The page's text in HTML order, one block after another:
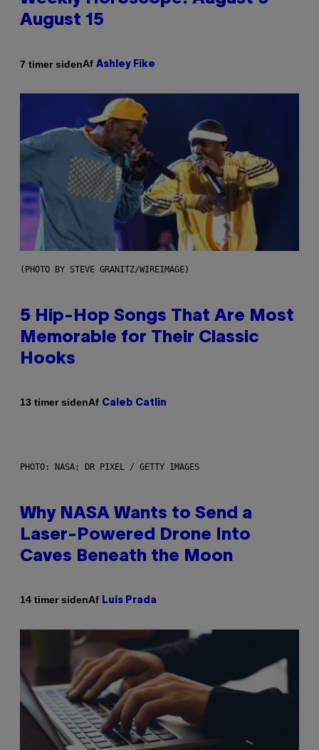
August 15
7 timer sidenAf Ashley Fike
(PHOTO BY STEVE GRANITZ/WIREIMAGE)
5 Hip-Hop Songs That Are Most
Memorable for Their Classic
Hooks
13 timer sidenAf Caleb Catlin
PHOTO: NASA; DR PIXEL / GETTY IMAGES
Why NASA Wants to Send a
Laser-Powered Drone Into
Caves Beneath the Moon
14 timer sidenAf Luis Prada